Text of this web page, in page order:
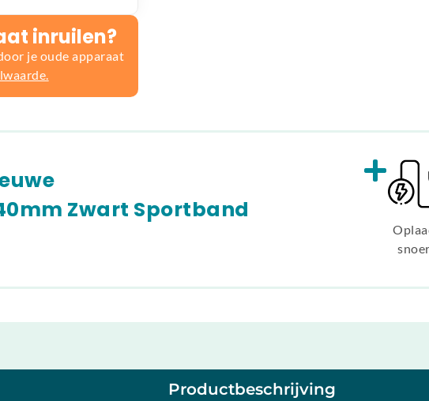
inruilen?
je oude apparaat
Zwart Sportband
Productbeschrijving